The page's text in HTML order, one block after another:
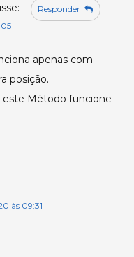
apenas com
posição.
este Método funcione
Responder
às 09:31